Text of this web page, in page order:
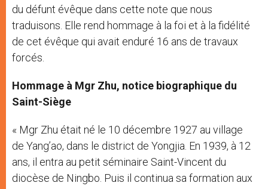
du défunt évêque dans cette note que nous
traduisons. Elle rend hommage à la foi et à la fidélité
de cet évêque qui avait enduré 16 ans de travaux
forcés.
Hommage à Mgr Zhu, notice biographique du
Saint-Siège
« Mgr Zhu était né le 10 décembre 1927 au village
de Yang’ao, dans le district de Yongjia. En 1939, à 12
ans, il entra au petit séminaire Saint-Vincent du
diocèse de Ningbo. Puis il continua sa formation aux